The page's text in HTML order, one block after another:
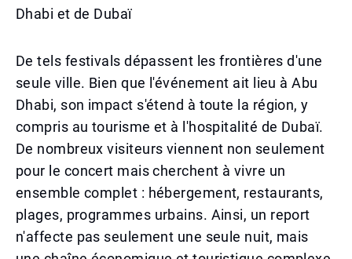
Dhabi et de Dubaï
De tels festivals dépassent les frontières d'une
seule ville. Bien que l'événement ait lieu à Abu
Dhabi, son impact s'étend à toute la région, y
compris au tourisme et à l'hospitalité de Dubaï.
De nombreux visiteurs viennent non seulement
pour le concert mais cherchent à vivre un
ensemble complet : hébergement, restaurants,
plages, programmes urbains. Ainsi, un report
n'affecte pas seulement une seule nuit, mais